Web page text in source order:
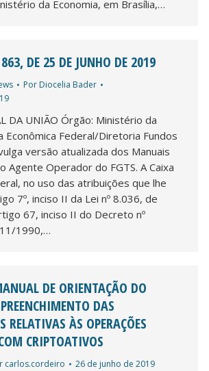
da Economia, em Brasília,…
DE 25 DE JUNHO DE 2019
Por Diocelia Bader
DA UNIÃO Órgão: Ministério da
Econômica Federal/Diretoria Fundos
versão atualizada dos Manuais
Agente Operador do FGTS. A Caixa
no uso das atribuições que lhe
7º, inciso II da Lei nº 8.036, de
67, inciso II do Decreto nº
1990,…
DE ORIENTAÇÃO DO
DAS
RELATIVAS ÀS OPERAÇÕES
CRIPTOATIVOS
carlos.cordeiro 26 de junho de 2019